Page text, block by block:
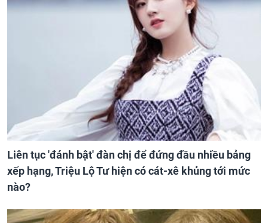
Liên tục 'đánh bật' đàn chị để đứng đầu nhiều bảng
xếp hạng, Triệu Lộ Tư hiện có cát-xê khủng tới mức
nào?